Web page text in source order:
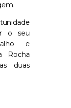
o seu
e
Rocha
duas